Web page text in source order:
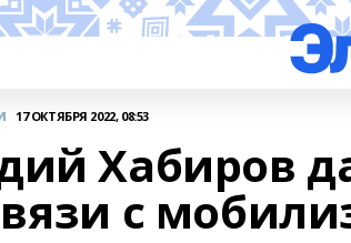
17 ОКТЯБРЯ 2022, 08:53
Хабиров
с